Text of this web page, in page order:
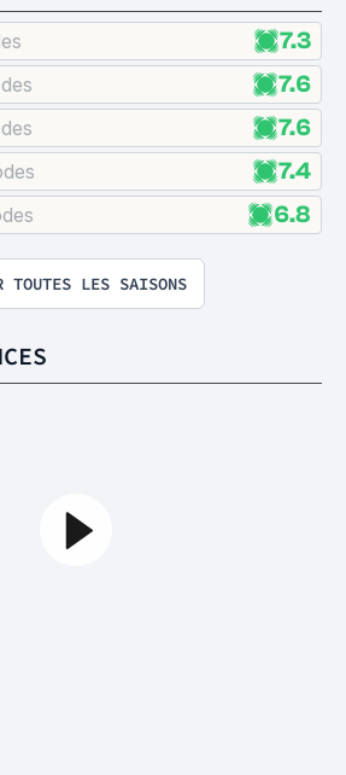
s 7.3
s 7.6
s 7.6
s 7.4
s 6.8
TOUTES LES SAISONS